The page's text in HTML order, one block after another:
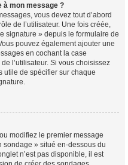
à mon message ?
vous devez tout d’abord
de l’utilisateur. Une fois créée,
signature » depuis le formulaire de
pouvez également ajouter une
en cochant la case
l’utilisateur. Si vous choisissez
utile de spécifier sur chaque
modifiez le premier message
sondage » situé en-dessous du
n’est pas disponible, il est